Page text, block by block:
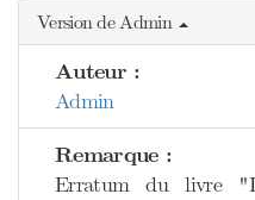
Version de Admin
Auteur :
Admin
Remarque :
Erratum du livre